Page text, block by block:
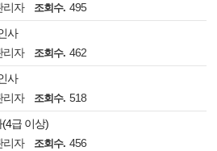
리자 조회수. 495
사
리자 조회수. 462
사
리자 조회수. 518
급 이상)
리자 조회수. 456